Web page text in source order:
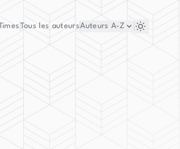
Tous les auteursAuteurs A-Z